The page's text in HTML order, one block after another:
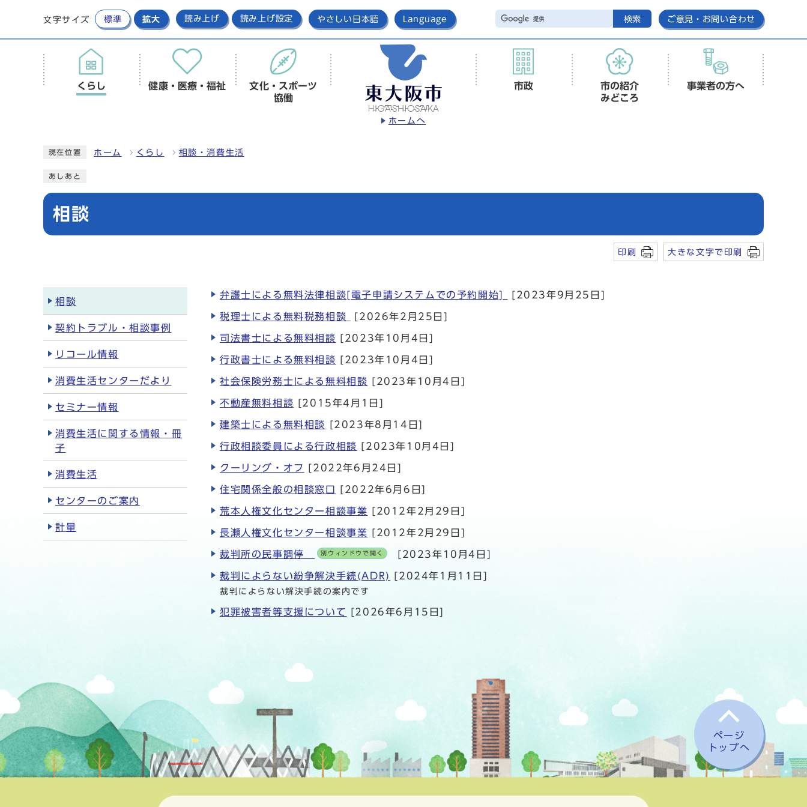
文字サイズ 標準 拡大 読み上げ 読み上げ設定 やさしい日本語 Language 検索 ご意見・お問い合わせ
ホームへ
くらし 健康・医療・福祉
文化・スポーツ
協働
市政
市の紹介
みどころ
事業者の方へ
現在位置 ホーム くらし 相談・消費生活
あしあと
相談
印刷 大きな文字で印刷
弁護士による無料法律相談[電子申請システムでの予約開始] [2023年9月25日]
税理士による無料税務相談 [2026年2月25日]
司法書士による無料相談 [2023年10月4日]
行政書士による無料相談 [2023年10月4日]
社会保険労務士による無料相談 [2023年10月4日]
不動産無料相談 [2015年4月1日]
建築士による無料相談 [2023年8月14日]
行政相談委員による行政相談 [2023年10月4日]
クーリング・オフ [2022年6月24日]
住宅関係全般の相談窓口 [2022年6月6日]
荒本人権文化センター相談事業 [2012年2月29日]
長瀬人権文化センター相談事業 [2012年2月29日]
裁判所の民事調停 別ウィンドウで開く [2023年10月4日]
裁判によらない紛争解決手続(ADR) [2024年1月11日]
裁判によらない解決手続の案内です
犯罪被害者等支援について [2026年6月15日]
相談
契約トラブル・相談事例
リコール情報
消費生活センターだより
セミナー情報
消費生活に関する情報・冊
子
消費生活
センターのご案内
計量
ページ
トップへ